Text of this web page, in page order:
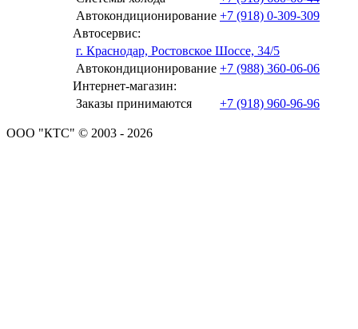
Автокондиционирование +7 (918) 0-309-309
Автосервис:
г. Краснодар, Ростовское Шоссе, 34/5
Автокондиционирование +7 (988) 360-06-06
Интернет-магазин:
Заказы принимаются
+7 (918) 960-96-96
ООО "КТС" © 2003 - 2026